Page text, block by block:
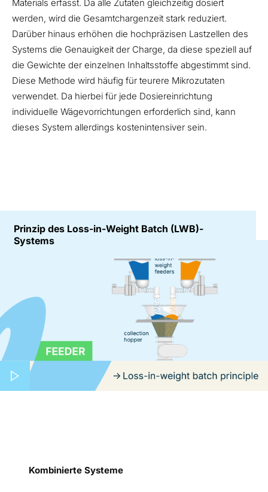
Materials erfasst. Da alle Zutaten gleichzeitig dosiert
werden, wird die Gesamtchargenzeit stark reduziert.
Darüber hinaus erhöhen die hochpräzisen Lastzellen des
Systems die Genauigkeit der Charge, da diese speziell auf
die Gewichte der einzelnen Inhaltsstoffe abgestimmt sind.
Diese Methode wird häufig für teurere Mikrozutaten
verwendet. Da hierbei für jede Dosiereinrichtung
individuelle Wägevorrichtungen erforderlich sind, kann
dieses System allerdings kostenintensiver sein.
Prinzip des Loss-in-Weight Batch (LWB)-
Systems
Kombinierte Systeme